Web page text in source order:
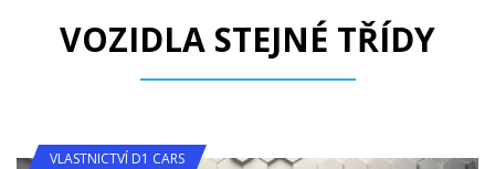
VOZIDLA STEJNÉ TŘÍDY
VLASTNICTVÍ D1 CARS